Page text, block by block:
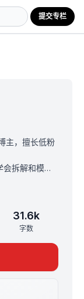
提交专栏
主，擅长低粉
会拆解和模
红书变现路
粉也能高变
书”我会送你
标题大汇
31.6k
字数